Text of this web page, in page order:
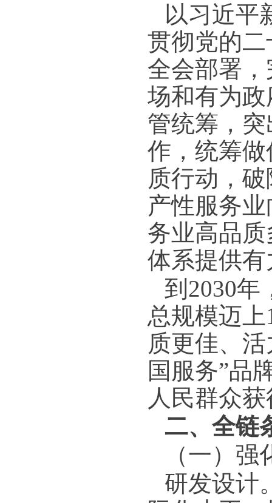
以习近平
贯彻党的
全会部署
场和有为
管统筹，
作，统筹
质行动，
产性服务
务业高品
体系提供
到2030年
总规模迈
质更佳、
国服务”品
人民群众
二、全链
（一）
研发设计